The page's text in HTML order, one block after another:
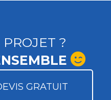
?
GRATUIT